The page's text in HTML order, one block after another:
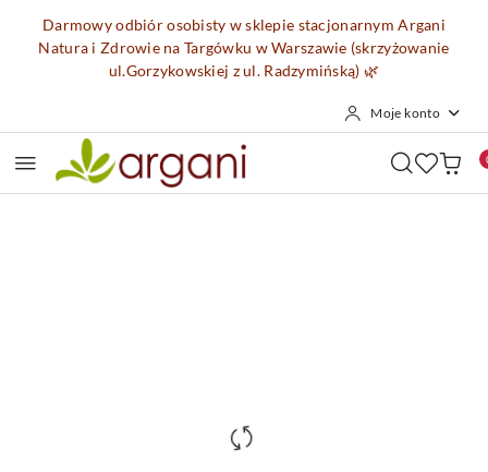
Przejdź do treści głównej
Przejdź do wyszukiwarki
Przejdź do moje konto
Przejdź do menu głównego
Przejdź do opisu produktu
Przejdź do stopki
Darmowy odbiór osobisty w sklepie stacjonarnym Argani
Natura i Zdrowie na Targówku w Warszawie (skrzyżowanie
ul.Gorzykowskiej z ul. Radzymińską) 🌿
Moje konto